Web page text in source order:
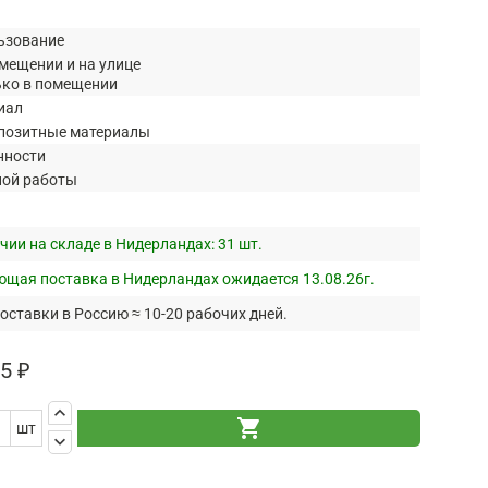
и на улице
в помещении
материалы
работы
на складе в Нидерландах:31 шт.
поставка в Нидерландах ожидается 13.08.26г.
в Россию ≈ 10-20 рабочих дней.
₽
шт
keyboard_arrow_up
keyboard_arrow_down
shopping_cart